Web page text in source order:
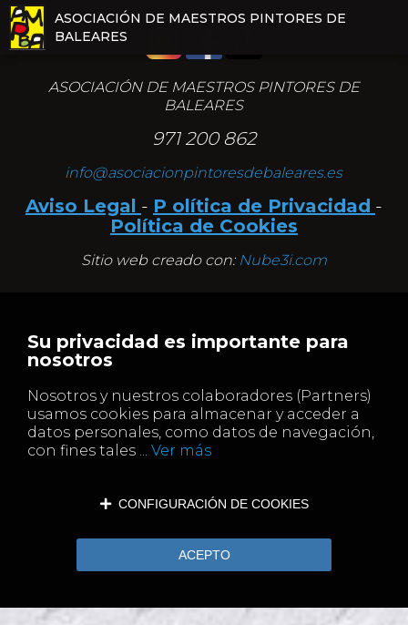
ASOCIACIÓN DE MAESTROS PINTORES DE
BALEARES
ASOCIACIÓN DE MAESTROS PINTORES DE
BALEARES
971 200 862
info@asociacionpintoresdebaleares.es
Aviso Legal - P olítica de Privacidad -
Política de Cookies
Sitio web creado con: Nube3i.com
Su privacidad es importante para
nosotros
Nosotros y nuestros colaboradores (Partners)
usamos cookies para almacenar y acceder a
datos personales, como datos de navegación,
con fines tales ... Ver más
CONFIGURACIÓN DE COOKIES
ACEPTO
ASOCIACIÓN DE MAESTROS PINTORES DE
BALEARES